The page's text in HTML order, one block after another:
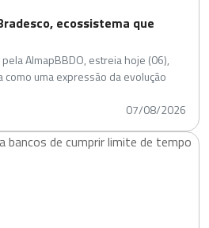
ecossistema que
AlmapBBDO, estreia hoje (06),
uma expressão da evolução
07/08/2026